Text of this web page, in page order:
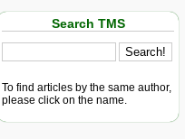
Search TMS
To find articles by the same author,
please click on the name.